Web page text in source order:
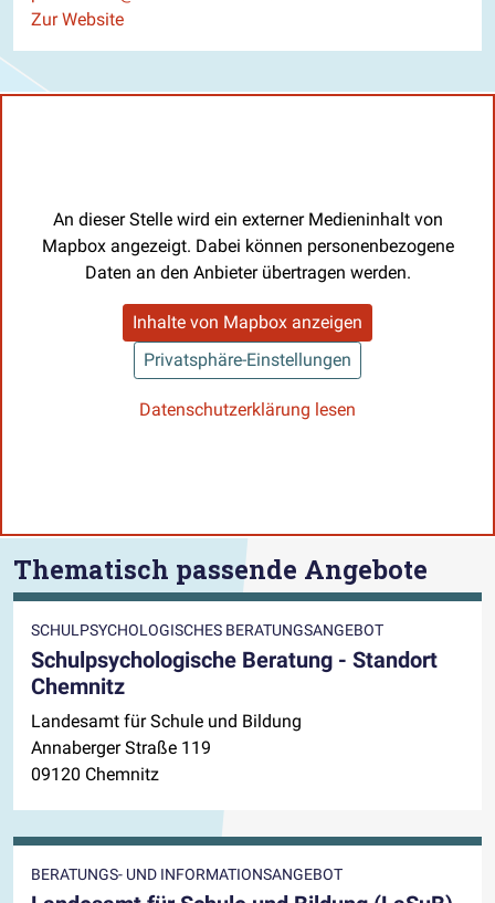
Website
Zur Website
An dieser Stelle wird ein externer Medieninhalt von
Mapbox angezeigt. Dabei können personenbezogene
Daten an den Anbieter übertragen werden.
Inhalte von Mapbox anzeigen
Privatsphäre-Einstellungen
Datenschutzerklärung lesen
Thematisch passende Angebote
SCHULPSYCHOLOGISCHES BERATUNGSANGEBOT
Schulpsychologische Beratung - Standort
Chemnitz
Landesamt für Schule und Bildung
Annaberger Straße 119
09120 Chemnitz
BERATUNGS- UND INFORMATIONSANGEBOT